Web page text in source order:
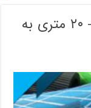
خرید شیلنگ ۲ اینچ (نمره ۶) – ۲۰ متری به